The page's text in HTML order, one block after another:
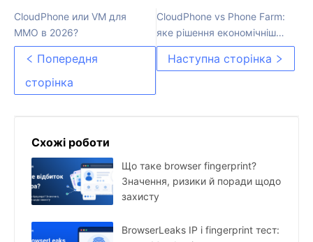
CloudPhone или VM для
MMO в 2026?
Попередня
сторінка
CloudPhone vs Phone Farm:
яке рішення економічніше
для фармінгу акаунтів у
2026 році?
Наступна сторінка
Схожі роботи
Що таке browser fingerprint?
Значення, ризики й поради щодо
захисту
BrowserLeaks IP і fingerprint тест: